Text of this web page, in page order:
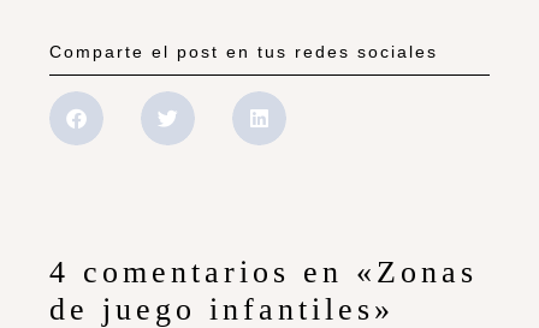
Comparte el post en tus redes sociales
4 comentarios en «Zonas
de juego infantiles»